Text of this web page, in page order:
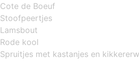
Cote de Boeuf
Stoofpeertjes
Lamsbout
Rode kool
Spruitjes met kastanjes en